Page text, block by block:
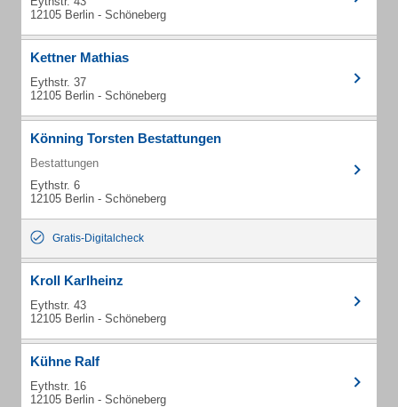
12105 Berlin - Schöneberg
Kettner Mathias
Eythstr. 37
12105 Berlin - Schöneberg
Könning Torsten Bestattungen
Bestattungen
Eythstr. 6
12105 Berlin - Schöneberg
Gratis-Digitalcheck
Kroll Karlheinz
Eythstr. 43
12105 Berlin - Schöneberg
Kühne Ralf
Eythstr. 16
12105 Berlin - Schöneberg